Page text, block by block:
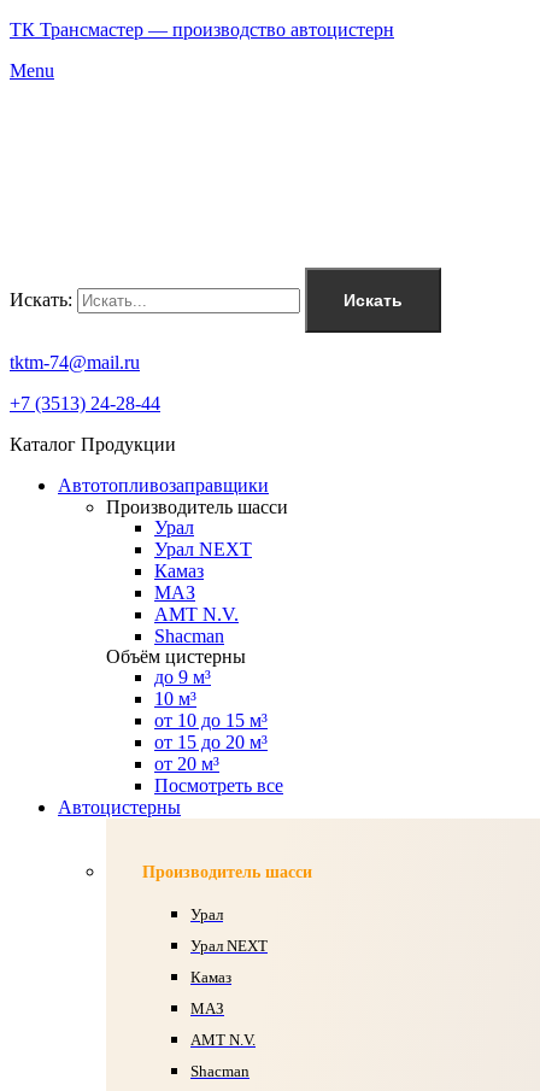
ТК Трансмастер — производство автоцистерн
Menu
Искать: Искать
tktm-74@mail.ru
+7 (3513) 24-28-44
Каталог Продукции
Автотопливозаправщики
Производитель шасси
Урал
Урал NEXT
Камаз
МАЗ
AMT N.V.
Shacman
Объём цистерны
до 9 м³
10 м³
от 10 до 15 м³
от 15 до 20 м³
от 20 м³
Посмотреть все
Автоцистерны
Производитель шасси
Урал
Урал NEXT
Камаз
МАЗ
AMT N.V.
Shacman